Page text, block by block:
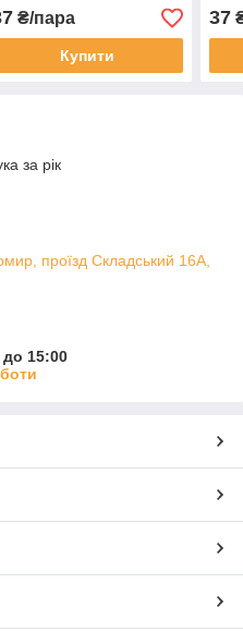
₴/пара
Купити
37
за рік
проїзд Складський 16А,
до 15:00